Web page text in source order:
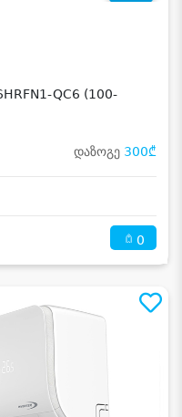
QC6 (100-
დაზოგე 300₾
0